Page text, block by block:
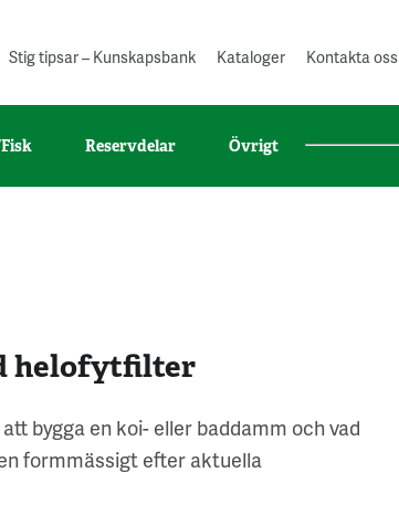
Stig tipsar – Kunskapsbank Kataloger Kontakta oss
Reservdelar Övrigt
helofytfilter
bygga en koi- eller baddamm och vad
formmässigt efter aktuella